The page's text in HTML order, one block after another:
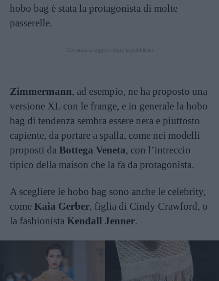
hobo bag è stata la protagonista di molte
passerelle.
Zimmermann, ad esempio, ne ha proposto una
versione XL con le frange, e in generale la hobo
bag di tendenza sembra essere nera e piuttosto
capiente, da portare a spalla, come nei modelli
proposti da Bottega Veneta, con l’intreccio
tipico della maison che la fa da protagonista.
A scegliere le hobo bag sono anche le celebrity,
come Kaia Gerber, figlia di Cindy Crawford, o
la fashionista Kendall Jenner.